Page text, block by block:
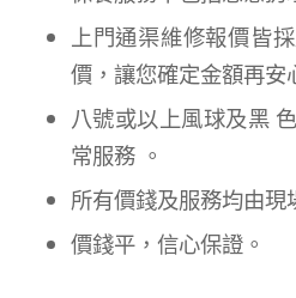
上門通渠維修報價皆
價，讓您確定金額再安
八號或以上風球及黑
常服務 。
所有價錢及服務均由現
價錢平，信心保證。